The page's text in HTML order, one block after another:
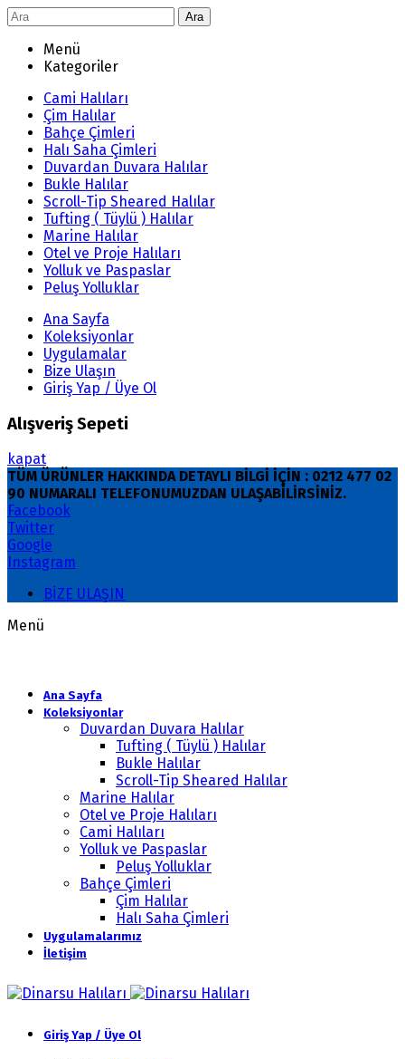
Ara
Menü
Kategoriler
Cami Halıları
Çim Halılar
Bahçe Çimleri
Halı Saha Çimleri
Duvardan Duvara Halılar
Bukle Halılar
Scroll-Tip Sheared Halılar
Tufting ( Tüylü ) Halılar
Marine Halılar
Otel ve Proje Halıları
Yolluk ve Paspaslar
Peluş Yolluklar
Ana Sayfa
Koleksiyonlar
Uygulamalar
Bize Ulaşın
Giriş Yap / Üye Ol
Alışveriş Sepeti
kapat
TÜM ÜRÜNLER HAKKINDA DETAYLI BİLGİ İÇİN : 0212 477 02
90 NUMARALI TELEFONUMUZDAN ULAŞABİLİRSİNİZ.
Facebook
Twitter
Google
Instagram
BİZE ULAŞIN
Menü
Ana Sayfa
Koleksiyonlar
Duvardan Duvara Halılar
Tufting ( Tüylü ) Halılar
Bukle Halılar
Scroll-Tip Sheared Halılar
Marine Halılar
Otel ve Proje Halıları
Cami Halıları
Yolluk ve Paspaslar
Peluş Yolluklar
Bahçe Çimleri
Çim Halılar
Halı Saha Çimleri
Uygulamalarımız
İletişim
Giriş Yap / Üye Ol